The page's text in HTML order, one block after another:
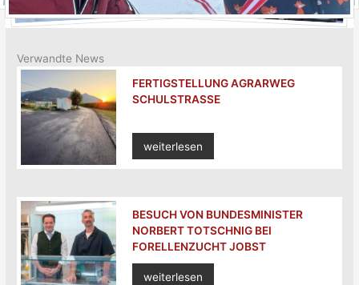
Verwandte News
FERTIGSTELLUNG AGRARWEG
SCHULSTRASSE
weiterlesen
BESUCH VON BUNDESMINISTER
NORBERT TOTSCHNIG BEI
FORELLENZUCHT JOBST
weiterlesen